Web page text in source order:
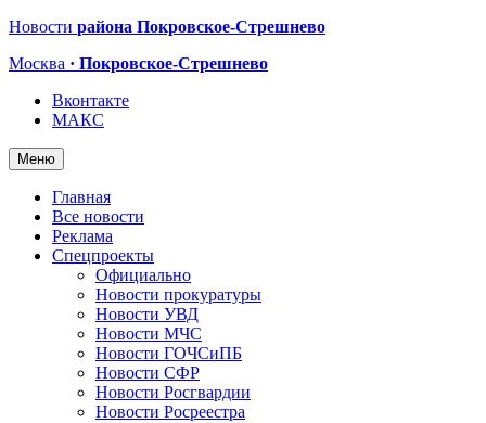
Новости района Покровское-Стрешнево
Москва · Покровское-Стрешнево
Вконтакте
МАКС
Меню
Главная
Все новости
Реклама
Спецпроекты
Официально
Новости прокуратуры
Новости УВД
Новости МЧС
Новости ГОЧСиПБ
Новости СФР
Новости Росгвардии
Новости Росреестра